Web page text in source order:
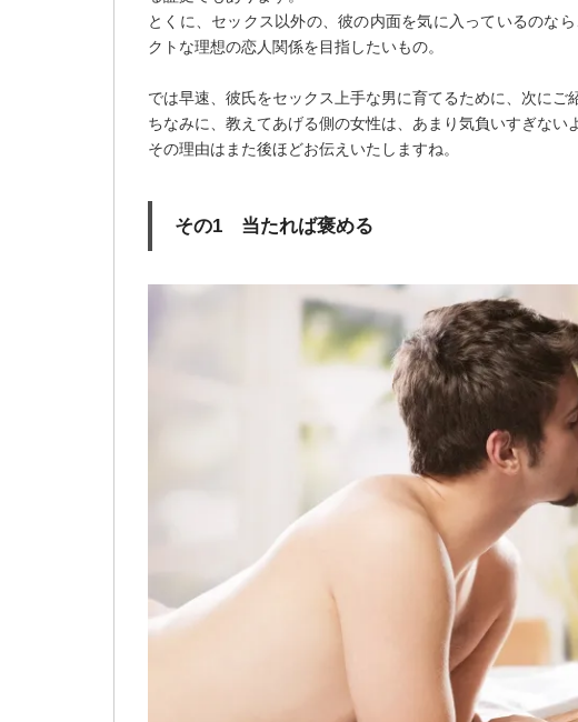
とくに、セックス以外の、彼の内面を気に入っているのな
クトな理想の恋人関係を目指したいもの。
では早速、彼氏をセックス上手な男に育てるために、次にご
ちなみに、教えてあげる側の女性は、あまり気負いすぎない
その理由はまた後ほどお伝えいたしますね。
その1 当たれば褒める